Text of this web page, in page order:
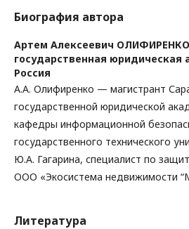
Биография автора
Артем Алексеевич
государственная юридическая
Россия
А.А. Олифиренко — магистрант
государственной юридической
кафедры информационной
государственного технического
Ю.А. Гагарина, специалист по
ООО «Экосистема недвижимости
Литература